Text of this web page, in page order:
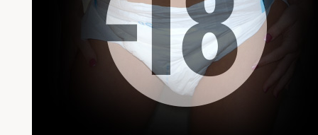
Nom d'utilisateur
Mot de passe